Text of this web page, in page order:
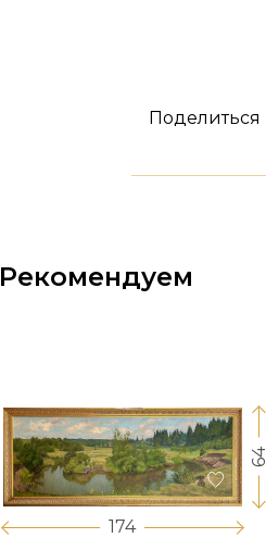
Поделиться
Рекомендуем
174
64